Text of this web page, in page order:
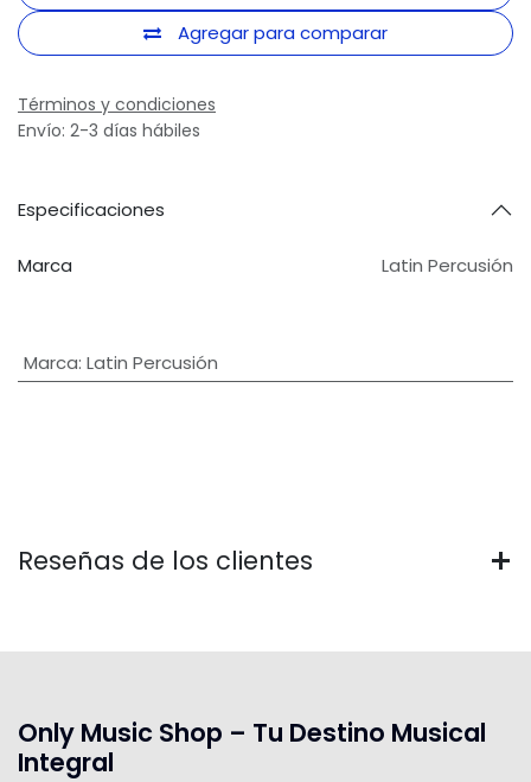
Agregar para comparar
Términos y condiciones
Envío: 2-3 días hábiles
Especificaciones
Marca Latin Percusión
Marca: Latin Percusión
Reseñas de los clientes
Only Music Shop – Tu Destino Musical
Integral